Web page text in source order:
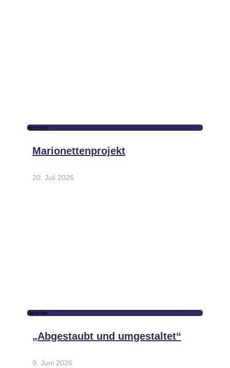
Berichte
Marionettenprojekt
20. Juli 2026
Berichte
„Abgestaubt und umgestaltet“
9. Juni 2026